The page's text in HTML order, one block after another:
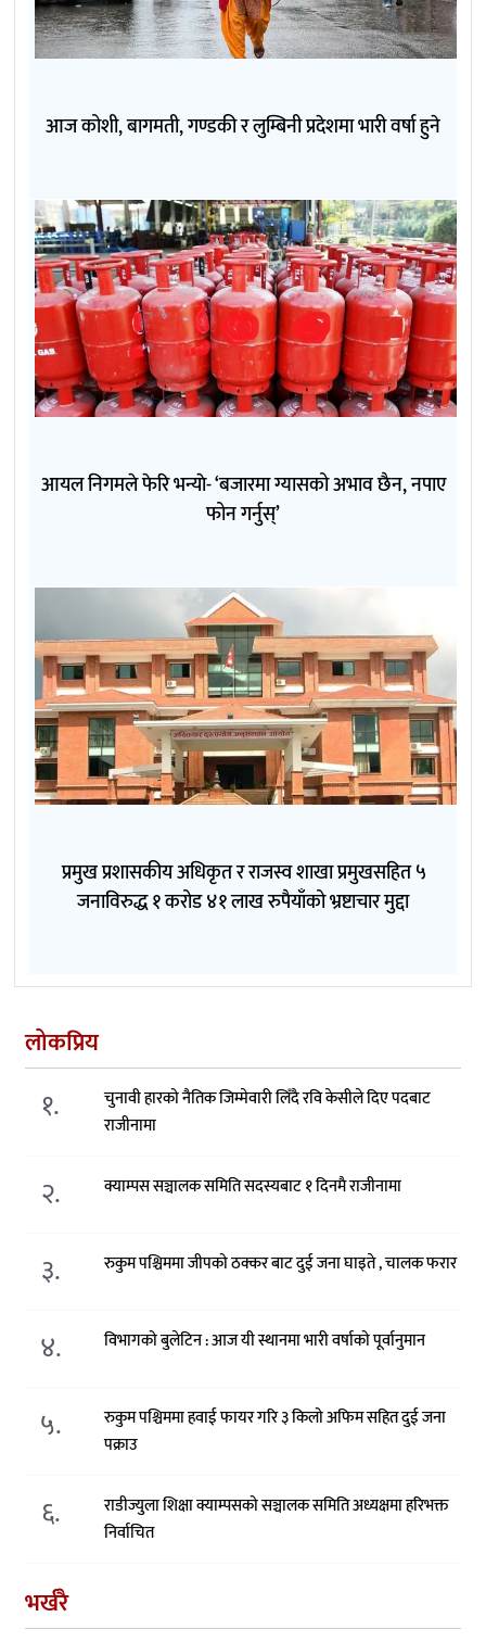
आज कोशी, बागमती, गण्डकी र लुम्बिनी प्रदेशमा भारी वर्षा हुने
आयल निगमले फेरि भन्याे- ‘बजारमा ग्यासको अभाव छैन, नपाए
फोन गर्नुस्’
प्रमुख प्रशासकीय अधिकृत र राजस्व शाखा प्रमुखसहित ५
जनाविरुद्ध १ करोड ४१ लाख रुपैयाँको भ्रष्टाचार मुद्दा
लोकप्रिय
१.
चुनावी हारको नैतिक जिम्मेवारी लिँदै रवि केसीले दिए पदबाट
राजीनामा
२. क्याम्पस सञ्चालक समिति सदस्यबाट १ दिनमै राजीनामा
३. रुकुम पश्चिममा जीपको ठक्कर बाट दुई जना घाइते , चालक फरार
४. विभागको बुलेटिन : आज यी स्थानमा भारी वर्षाको पूर्वानुमान
५.
रुकुम पश्चिममा हवाई फायर गरि ३ किलो अफिम सहित दुई जना
पक्राउ
६.
राडीज्युला शिक्षा क्याम्पसको सञ्चालक समिति अध्यक्षमा हरिभक्त
निर्वाचित
भर्खरै